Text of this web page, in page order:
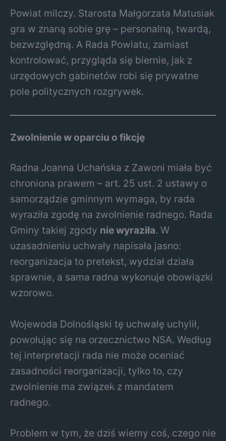
Powiat milczy. Starosta Małgorzata Matusiak
gra w znaną sobie grę – personalną, twardą,
bezwzględną. A Rada Powiatu, zamiast
kontrolować, przygląda się biernie, jak z
urzędowych gabinetów robi się prywatne
pole politycznych rozgrywek.
Zwolnienie w oparciu o fikcję
Radna Joanna Uchańska z Zawoni miała być
chroniona prawem – art. 25 ust. 2 ustawy o
samorządzie gminnym wymaga, by rada
wyraziła zgodę na zwolnienie radnego. Rada
Gminy takiej zgody nie wyraziła. W
uzasadnieniu uchwały napisała jasno:
reorganizacja to pretekst, wydział działa
sprawnie, a sama radna wykonuje obowiązki
wzorowo.
Wojewoda Dolnośląski tę uchwałę uchylił,
powołując się na orzecznictwo NSA. Według
tej interpretacji rada nie może oceniać
zasadności reorganizacji, tylko to, czy
zwolnienie ma związek z mandatem
radnego.
Problem w tym, że dziś wiemy coś, czego nie